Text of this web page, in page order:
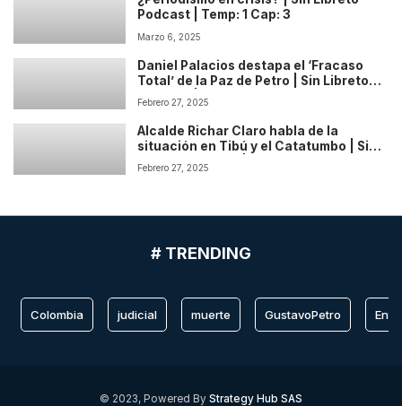
Podcast | Temp: 1 Cap: 3
Marzo 6, 2025
Daniel Palacios destapa el ‘Fracaso
Total’ de la Paz de Petro | Sin Libreto
Podcast | Temp: 1 Cap: 2
Febrero 27, 2025
Alcalde Richar Claro habla de la
situación en Tibú y el Catatumbo | Sin
Libreto Podcast | Temp: 1 Cap: 1
Febrero 27, 2025
# TRENDING
Colombia judicial muerte GustavoPetro
© 2023, Powered By Strategy Hub SAS